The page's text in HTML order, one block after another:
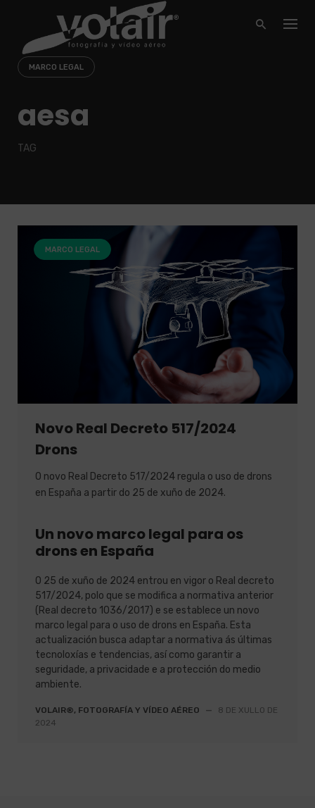
content
MARCO LEGAL
aesa
TAG
MARCO LEGAL
Novo Real Decreto 517/2024
Drons
O novo Real Decreto 517/2024 regula o uso de drons
en España a partir do 25 de xuño de 2024.
Un novo marco legal para os
drons en España
O 25 de xuño de 2024 entrou en vigor o Real decreto
517/2024, polo que se modifica a normativa anterior
(Real decreto 1036/2017) e se establece un novo
marco legal para o uso de drons en España. Esta
actualización busca adaptar a normativa ás últimas
tecnoloxías e tendencias, así como garantir a
seguridade, a privacidade e a protección do medio
ambiente.
VOLAIR®, FOTOGRAFÍA Y VÍDEO AÉREO —
8 DE XULLO DE
2024